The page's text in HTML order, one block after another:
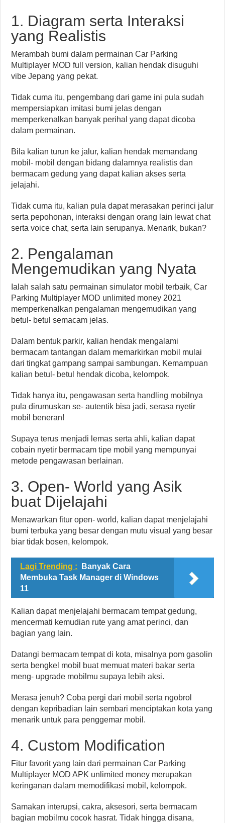
1. Diagram serta Interaksi
yang Realistis
Merambah bumi dalam permainan Car Parking
Multiplayer MOD full version, kalian hendak disuguhi
vibe Jepang yang pekat.
Tidak cuma itu, pengembang dari game ini pula sudah
mempersiapkan imitasi bumi jelas dengan
memperkenalkan banyak perihal yang dapat dicoba
dalam permainan.
Bila kalian turun ke jalur, kalian hendak memandang
mobil- mobil dengan bidang dalamnya realistis dan
bermacam gedung yang dapat kalian akses serta
jelajahi.
Tidak cuma itu, kalian pula dapat merasakan perinci jalur
serta pepohonan, interaksi dengan orang lain lewat chat
serta voice chat, serta lain serupanya. Menarik, bukan?
2. Pengalaman
Mengemudikan yang Nyata
Ialah salah satu permainan simulator mobil terbaik, Car
Parking Multiplayer MOD unlimited money 2021
memperkenalkan pengalaman mengemudikan yang
betul- betul semacam jelas.
Dalam bentuk parkir, kalian hendak mengalami
bermacam tantangan dalam memarkirkan mobil mulai
dari tingkat gampang sampai sambungan. Kemampuan
kalian betul- betul hendak dicoba, kelompok.
Tidak hanya itu, pengawasan serta handling mobilnya
pula dirumuskan se- autentik bisa jadi, serasa nyetir
mobil beneran!
Supaya terus menjadi lemas serta ahli, kalian dapat
cobain nyetir bermacam tipe mobil yang mempunyai
metode pengawasan berlainan.
3. Open- World yang Asik
buat Dijelajahi
Menawarkan fitur open- world, kalian dapat menjelajahi
bumi terbuka yang besar dengan mutu visual yang besar
biar tidak bosen, kelompok.
Lagi Trending :
Banyak Cara
Membuka Task Manager di Windows
11
Kalian dapat menjelajahi bermacam tempat gedung,
mencermati kemudian rute yang amat perinci, dan
bagian yang lain.
Datangi bermacam tempat di kota, misalnya pom gasolin
serta bengkel mobil buat memuat materi bakar serta
meng- upgrade mobilmu supaya lebih aksi.
Merasa jenuh? Coba pergi dari mobil serta ngobrol
dengan kepribadian lain sembari menciptakan kota yang
menarik untuk para penggemar mobil.
4. Custom Modification
Fitur favorit yang lain dari permainan Car Parking
Multiplayer MOD APK unlimited money merupakan
keringanan dalam memodifikasi mobil, kelompok.
Samakan interupsi, cakra, aksesori, serta bermacam
bagian mobilmu cocok hasrat. Tidak hingga disana,